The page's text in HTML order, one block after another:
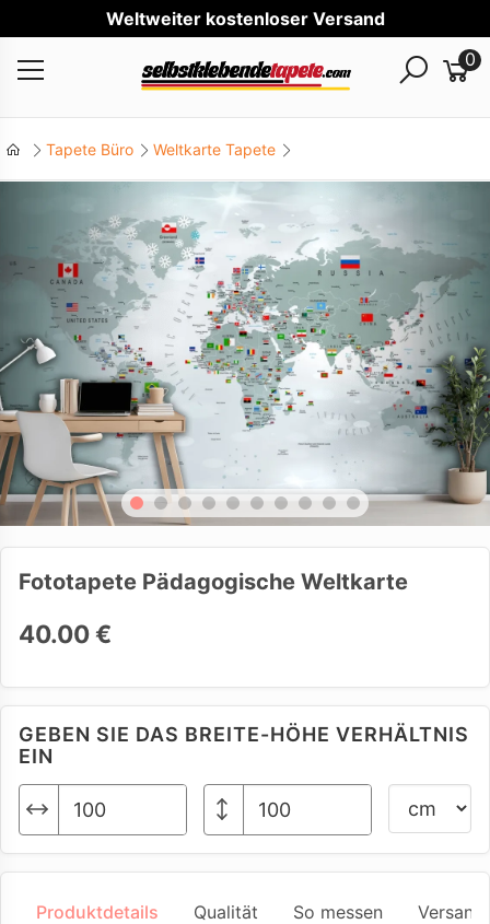
Welt
0
Tapete Büro Weltkarte Tapete
Fototapete Pädagogische Weltkarte
40.00 €
GEBEN SIE DAS BREITE-HÖHE VERHÄLTNIS
EIN
Produktdetails Qualität So messen